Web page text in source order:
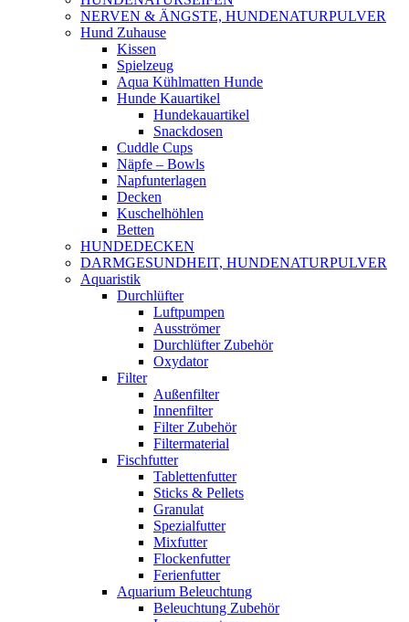
NERVEN & ÄNGSTE, HUNDENATURPULVER
Hund Zuhause
Kissen
Spielzeug
Aqua Kühlmatten Hunde
Hunde Kauartikel
Hundekauartikel
Snackdosen
Cuddle Cups
Näpfe – Bowls
Napfunterlagen
Decken
Kuschelhöhlen
Betten
HUNDEDECKEN
DARMGESUNDHEIT, HUNDENATURPULVER
Aquaristik
Durchlüfter
Luftpumpen
Ausströmer
Durchlüfter Zubehör
Oxydator
Filter
Außenfilter
Innenfilter
Filter Zubehör
Filtermaterial
Fischfutter
Tablettenfutter
Sticks & Pellets
Granulat
Spezialfutter
Mixfutter
Flockenfutter
Ferienfutter
Aquarium Beleuchtung
Beleuchtung Zubehör